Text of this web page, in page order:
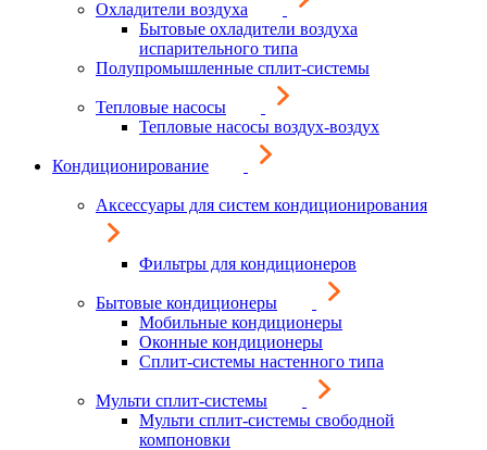
Охладители воздуха
Бытовые охладители воздуха
испарительного типа
Полупромышленные сплит-системы
Тепловые насосы
Тепловые насосы воздух-воздух
Кондиционирование
Аксессуары для систем кондиционирования
Фильтры для кондиционеров
Бытовые кондиционеры
Мобильные кондиционеры
Оконные кондиционеры
Сплит-системы настенного типа
Мульти сплит-системы
Мульти сплит-системы свободной
компоновки